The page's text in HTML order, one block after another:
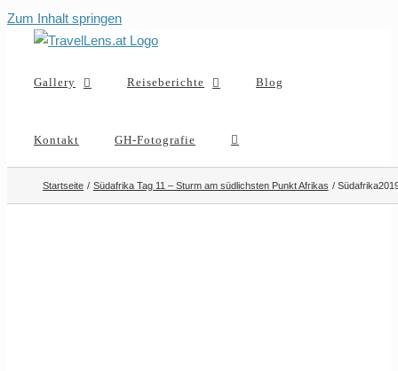
Zum Inhalt springen
Gallery Reiseberichte Blog
Kontakt GH-Fotografie
Startseite Südafrika Tag 11 – Sturm am südlichsten Punkt Afrikas